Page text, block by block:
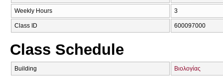
Weekly Hours 3
Class ID 600097000
Class Schedule
Building Βιολογίας